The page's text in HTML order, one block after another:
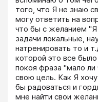
того, что Я не знаю
могу ответить на
что бы с желанием
задачи локальные,
натренировать то и
которой это все
покоя фраза "мало
свою цель. Как Я
бы радоваться и
мне найти свои